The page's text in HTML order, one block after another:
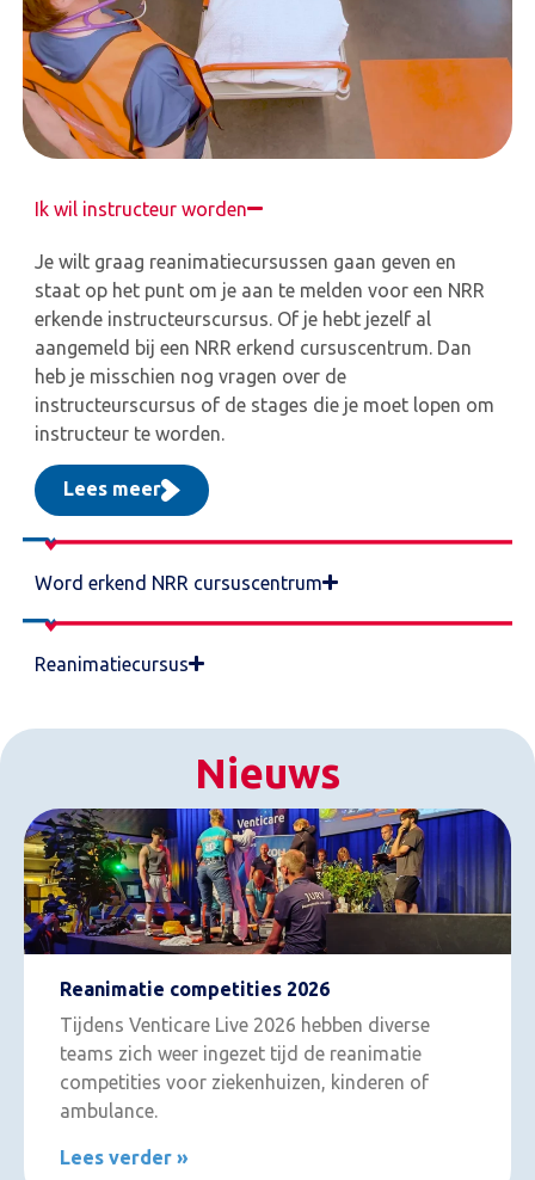
Ik wil instructeur worden
Je wilt graag reanimatiecursussen gaan geven en
staat op het punt om je aan te melden voor een NRR
erkende instructeurscursus. Of je hebt jezelf al
aangemeld bij een NRR erkend cursuscentrum. Dan
heb je misschien nog vragen over de
instructeurscursus of de stages die je moet lopen om
instructeur te worden.
Lees meer
Word erkend NRR cursuscentrum
Reanimatiecursus
Nieuws
Reanimatie competities 2026
Tijdens Venticare Live 2026 hebben diverse
teams zich weer ingezet tijd de reanimatie
competities voor ziekenhuizen, kinderen of
ambulance.
Lees verder »